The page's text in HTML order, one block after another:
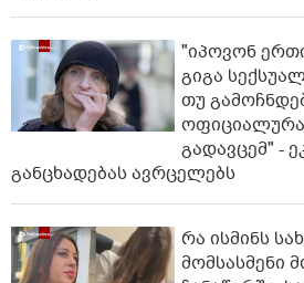
"იპოვონ
გიგა
თუ
გადავცემ" -
განცხადებას ავრცელებს
რა ისმინს
მომსასმენი